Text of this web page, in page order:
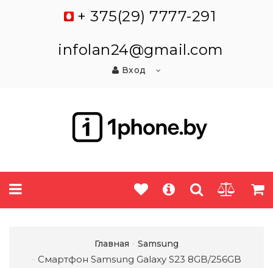
+ 375(29) 7777-291
infolan24@gmail.com
Вход
Главная Samsung
Смартфон Samsung Galaxy S23 8GB/256GB